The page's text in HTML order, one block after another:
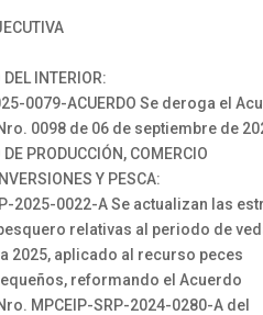
INTERIOR:
0079-ACUERDO Se deroga el
0098 de 06 de septiembre de
PRODUCCIÓN, COMERCIO
Y PESCA:
2025-0022-A Se actualizan las
relativas al periodo de
2025, aplicado al recurso peces
reformando el Acuerdo
MPCEIP-SRP-2024-0280-A del